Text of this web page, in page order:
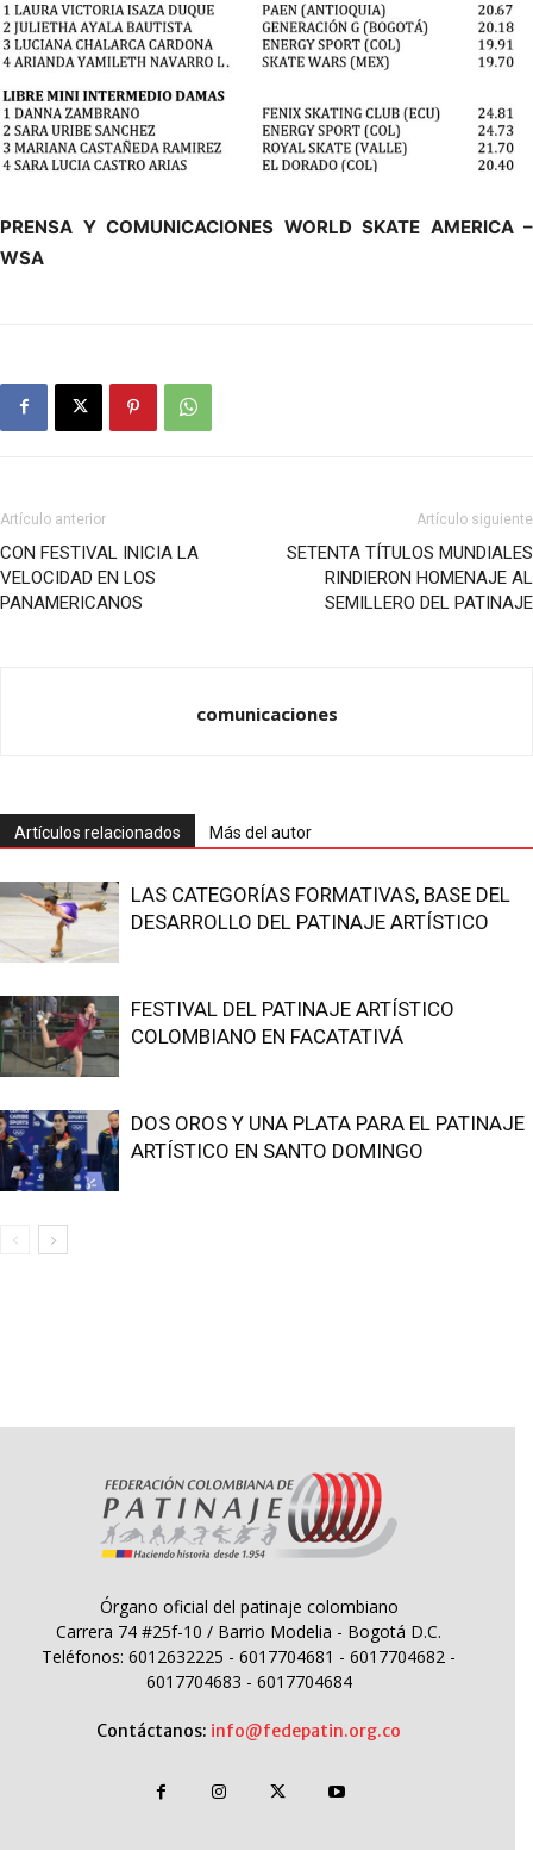
PRENSA Y COMUNICACIONES WORLD SKATE AMERICA –
WSA
Artículo anterior
CON FESTIVAL INICIA LA
VELOCIDAD EN LOS
PANAMERICANOS
Artículo siguiente
SETENTA TÍTULOS MUNDIALES
RINDIERON HOMENAJE AL
SEMILLERO DEL PATINAJE
comunicaciones
Artículos relacionados Más del autor
LAS CATEGORÍAS FORMATIVAS, BASE DEL
DESARROLLO DEL PATINAJE ARTÍSTICO
FESTIVAL DEL PATINAJE ARTÍSTICO
COLOMBIANO EN FACATATIVÁ
DOS OROS Y UNA PLATA PARA EL PATINAJE
ARTÍSTICO EN SANTO DOMINGO
Órgano oficial del patinaje colombiano
Carrera 74 #25f-10 / Barrio Modelia - Bogotá D.C.
Teléfonos: 6012632225 - 6017704681 - 6017704682 -
6017704683 - 6017704684
Contáctanos: info@fedepatin.org.co